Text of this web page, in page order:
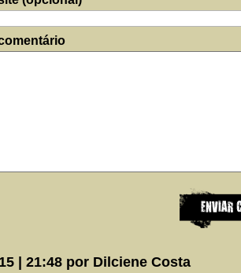
| 21:48 por Dilciene Costa